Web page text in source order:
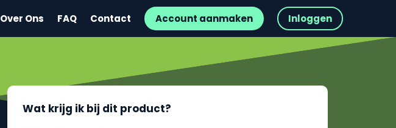
Over Ons FAQ Contact Account aanmaken Inloggen
Wat krijg ik bij dit product?